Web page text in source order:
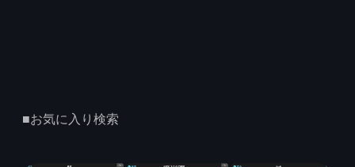
■お気に入り検索